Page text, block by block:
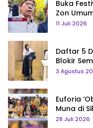
Buka
Zon
Status
11 Juli 2026
Daftar 5
Blokir
3 Agustus
Euforia
Muna di
Saya
28 Juli 2026